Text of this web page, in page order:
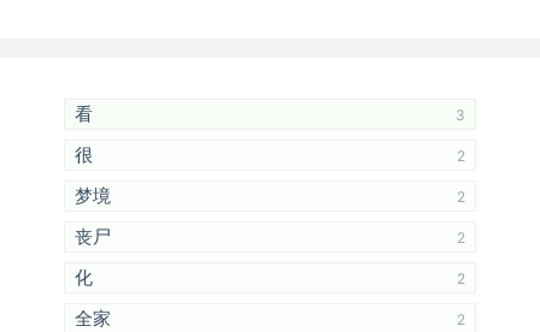
看 3
很 2
梦境 2
丧尸 2
化 2
全家 2